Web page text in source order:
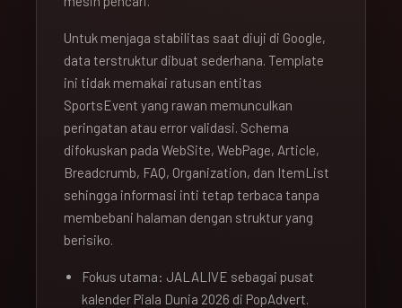
Untuk menjaga stabilitas saat diuji di Google,
data terstruktur dibuat sederhana. Template
ini tidak memakai ratusan entitas
SportsEvent yang rawan memunculkan
peringatan atau error validasi. Schema
difokuskan pada WebSite, WebPage, Article,
Breadcrumb, FAQ, Organization, dan ItemList
sehingga informasi inti tetap terbaca tanpa
membebani halaman dengan struktur yang
berisiko.
Fokus utama: JALALIVE sebagai pusat
kalender Piala Dunia 2026 di PopAdvert.